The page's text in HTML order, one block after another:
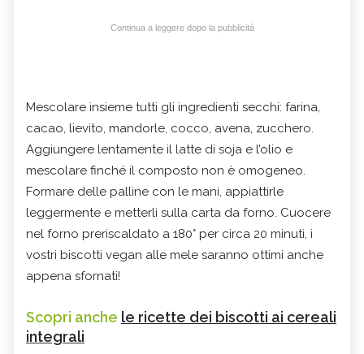
Continua a leggere dopo la pubblicità
Mescolare insieme tutti gli ingredienti secchi: farina,
cacao, lievito, mandorle, cocco, avena, zucchero.
Aggiungere lentamente il latte di soja e l’olio e
mescolare finché il composto non è omogeneo.
Formare delle palline con le mani, appiattirle
leggermente e metterli sulla carta da forno. Cuocere
nel forno preriscaldato a 180° per circa 20 minuti, i
vostri biscotti vegan alle mele saranno ottimi anche
appena sfornati!
Scopri anche le ricette dei biscotti ai cereali
integrali